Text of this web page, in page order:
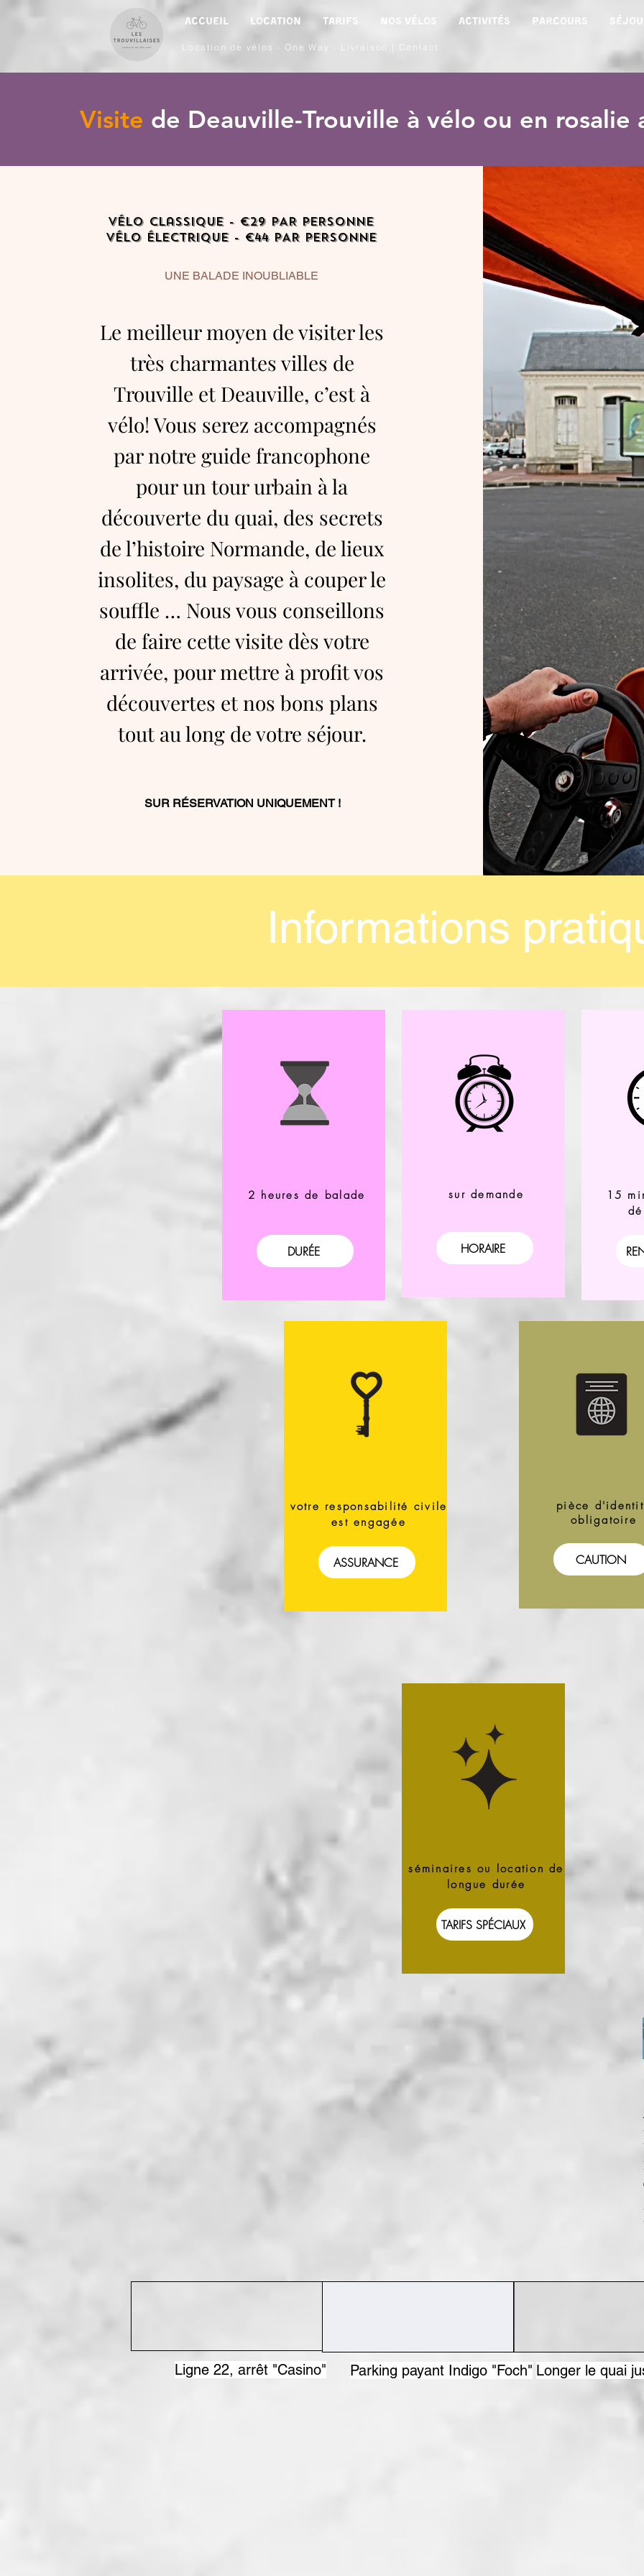
Accueil Location Tarifs Nos Vélos Activités Parcours
Location de vélos One Way Livraison Contact
Visite de Deauville-Trouville à vélo ou en rosalie
vélo classique - €29 PAR PERSONNE
Vélo Électrique - €44 PAR PERSONNE
UNE BALADE INOUBLIABLE
Le meilleur moyen de visiter les
très charmantes villes de
Trouville et Deauville, c’est à
vélo! Vous serez accompagnés
par notre guide francophone
pour un tour urbain à la
découverte du quai, des secrets
de l’histoire Normande, de lieux
insolites, du paysage à couper le
souffle … Nous vous conseillons
de faire cette visite dès votre
arrivée, pour mettre à profit vos
découvertes et nos bons plans
tout au long de votre séjour.
SUR RÉSERVATION UNIQUEMENT !
Informations
2 heures de balade
DURÉE
sur demande
HORAIRE
15
votre responsabilité civile
est engagée
ASSURANCE
pièce
obligatoire
CAUTION
séminaires ou location de
longue durée
TARIFS SPÉCIAUX
Ligne 22, arrêt "Casino" Parking payant Indigo "Foch" Longer le quai